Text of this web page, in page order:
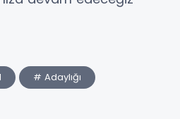
# Adaylığı